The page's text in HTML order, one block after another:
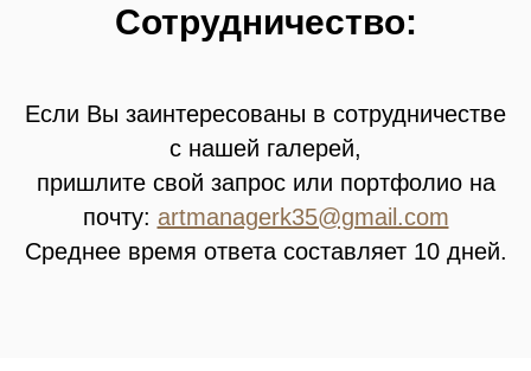
Сотрудничество:
Если Вы заинтересованы в сотрудничестве
с нашей галерей,
пришлите свой запрос или портфолио на
почту: artmanagerk35@gmail.com
Среднее время ответа составляет 10 дней.